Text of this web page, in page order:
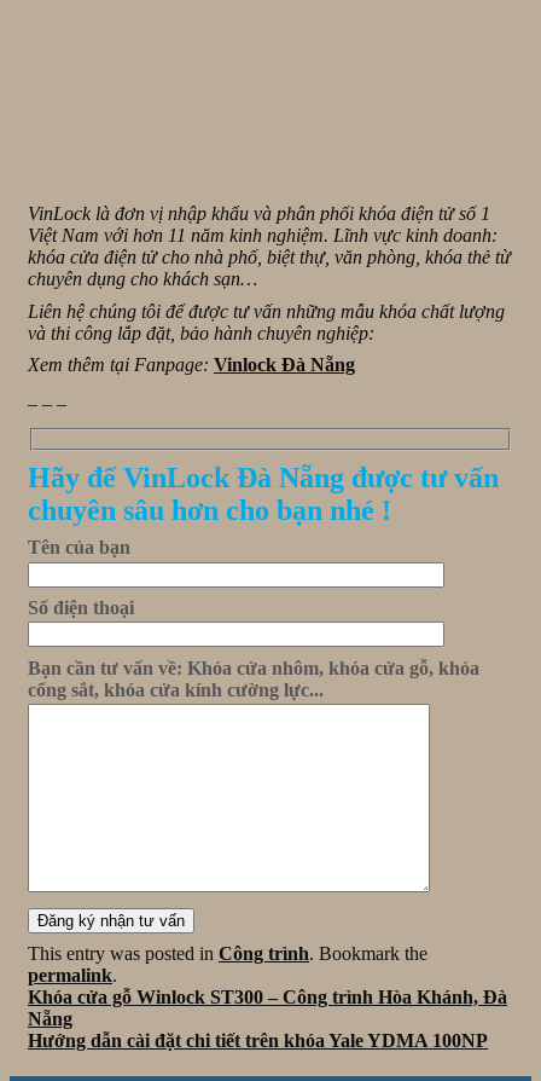
VinLock là đơn vị nhập khẩu và phân phối khóa điện tử số 1
Việt Nam với hơn 11 năm kinh nghiệm. Lĩnh vực kinh doanh:
khóa cửa điện tử cho nhà phố, biệt thự, văn phòng, khóa thẻ từ
chuyên dụng cho khách sạn…
Liên hệ chúng tôi để được tư vấn những mẫu khóa chất lượng
và thi công lắp đặt, bảo hành chuyên nghiệp:
Xem thêm tại Fanpage: Vinlock Đà Nẵng
Hãy để VinLock Đà Nẵng được tư vấn
chuyên sâu hơn cho bạn nhé !
Tên của bạn
Số điện thoại
Bạn cần tư vấn về: Khóa cửa nhôm, khóa cửa gỗ, khóa
cổng sắt, khóa cửa kính cường lực...
This entry was posted in Công trình. Bookmark the
permalink.
Khóa cửa gỗ Winlock ST300 – Công trình Hòa Khánh, Đà
Nẵng
Hướng dẫn cài đặt chi tiết trên khóa Yale YDMA 100NP